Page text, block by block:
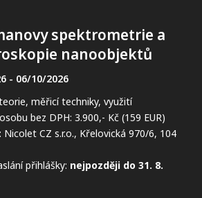
spektrometrie a
nanoobjektů
- 06/10/2026
měřicí techniky, využití
bez DPH: 3.900,- Kč (159 EUR)
CZ s.r.o., Křelovická 970/6, 104
přihlášky: nejpozději do 31. 8.